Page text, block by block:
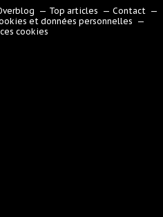
Top articles
Contact
et données personnelles
cookies